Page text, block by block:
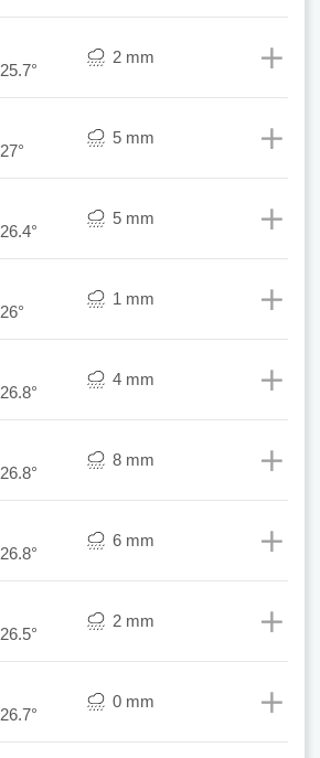
25.7°
2 mm
27°
5 mm
26.4°
5 mm
26°
1 mm
26.8°
4 mm
26.8°
8 mm
26.8°
6 mm
26.5°
2 mm
26.7°
0 mm